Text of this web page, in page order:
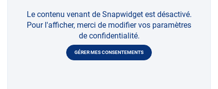
Le contenu venant de Snapwidget est désactivé.
Pour l'afficher, merci de modifier vos paramètres
de confidentialité.
GÉRER MES CONSENTEMENTS